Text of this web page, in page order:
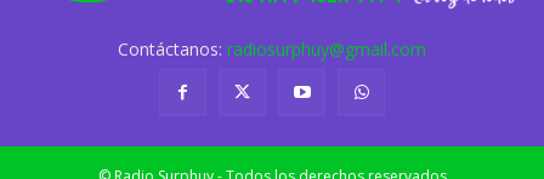
Contáctanos: radiosurphuy@gmail.com